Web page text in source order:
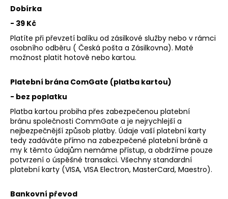
Dobírka
- 39 Kč
Platíte při převzetí balíku od zásilkové služby nebo v rámci
osobního odběru ( Česká pošta a Zásilkovna). Maté
možnost platit hotově nebo kartou.
Platební brána ComGate (platba kartou)
- bez poplatku
Platba kartou probiha přes zabezpečenou platební
bránu společnosti CommGate a je nejrychlejší a
nejbezpečnější způsob platby. Údaje vaší platební karty
tedy zadáváte přímo na zabezpečené platební bráně a
my k těmto údajům nemáme přístup, a obdržíme pouze
potvrzení o úspěšné transakci. Všechny standardní
platební karty (VISA, VISA Electron, MasterCard, Maestro).
Bankovní převod